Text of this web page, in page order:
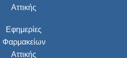
Αττικής
Εφημερίες
Φαρμακείων
Αττικής